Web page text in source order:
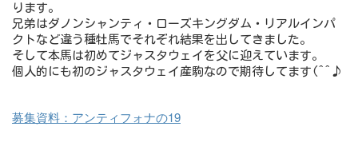
ります。
兄弟はダノンシャンティ・ローズキングダム・リアルインパ
クトなど違う種牡馬でそれぞれ結果を出してきました。
そして本馬は初めてジャスタウェイを父に迎えています。
個人的にも初のジャスタウェイ産駒なので期待してます(^^♪
募集資料：アンティフォナの19